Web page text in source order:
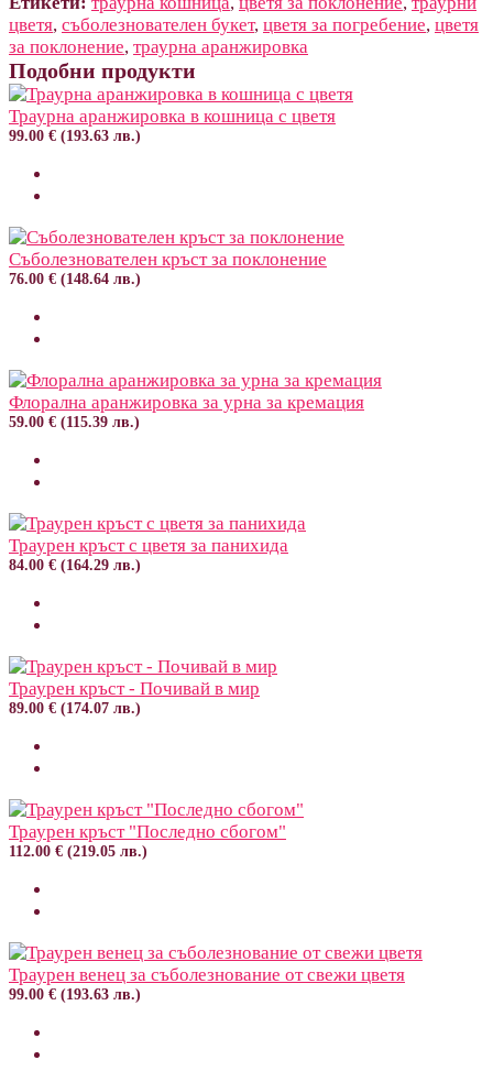
цветя, съболезнователен букет, цветя за погребение, цветя
за поклонение, траурна аранжировка
Подобни продукти
Траурна аранжировка в кошница с цветя
99.00 € (193.63 лв.)
Съболезнователен кръст за поклонение
76.00 € (148.64 лв.)
Флорална аранжировка за урна за кремация
59.00 € (115.39 лв.)
Траурен кръст с цветя за панихида
84.00 € (164.29 лв.)
Траурен кръст - Почивай в мир
89.00 € (174.07 лв.)
Траурен кръст "Последно сбогом"
112.00 € (219.05 лв.)
Траурен венец за съболезнование от свежи цветя
99.00 € (193.63 лв.)